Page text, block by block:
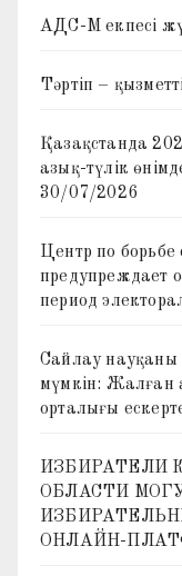
АДС-М екпесі
Тәртіп –
Қазақстанда
азық-түлік
30/07/2026
Центр по
предупреждает
период
Сайлау науқаны
мүмкін: Жалған
орталығы
ИЗБИРАТЕЛИ
ОБЛАСТИ
ОНЛАЙН-